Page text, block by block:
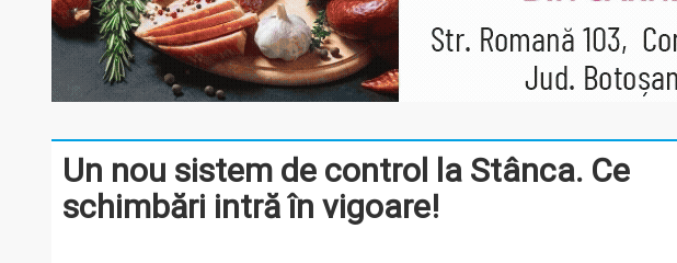
Un nou sistem de control la Stânca. Ce
schimbări intră în vigoare!